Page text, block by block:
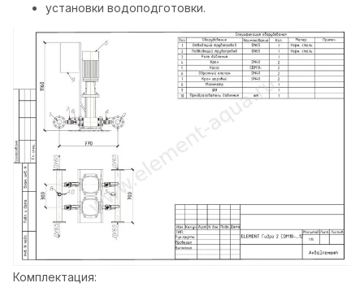
установки водоподготовки.
Комплектация: